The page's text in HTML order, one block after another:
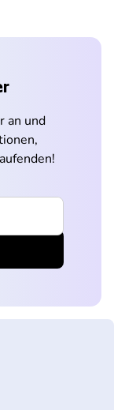
an und